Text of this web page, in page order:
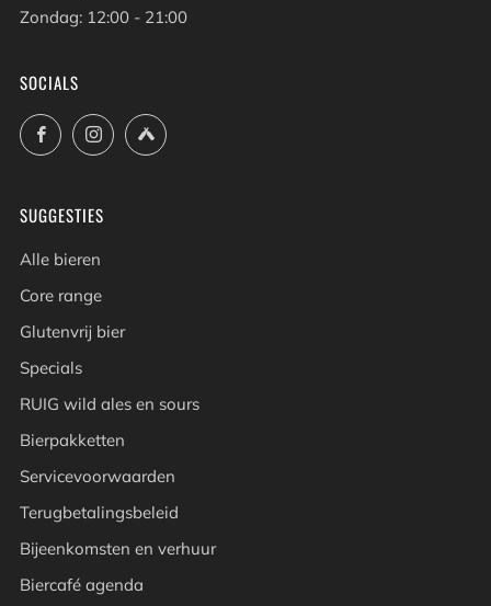
Zondag: 12:00 - 21:00
SOCIALS
FacebookInstagramUntappd
SUGGESTIES
Alle bieren
Core range
Glutenvrij bier
Specials
RUIG wild ales en sours
Bierpakketten
Servicevoorwaarden
Terugbetalingsbeleid
Bijeenkomsten en verhuur
Biercafé agenda